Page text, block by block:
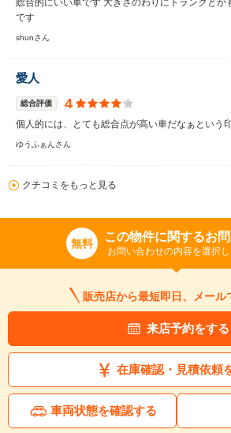
総合的にいい車です 大きさのわりにトランクとか
です
shunさん
愛人
総合評価 4
個人的には、とても総合点が高い車だなぁという
ゆうふぁんさん
クチコミをもっと見る
無料 この物件に関するお
お問い合わせの内容を選択
販売店から最短即日、メール
来店予約をする
在庫確認・見積依頼
車両状態を確認する